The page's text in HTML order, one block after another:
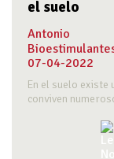
el suelo
Antonio
07-04-2022
En el suelo existe
conviven